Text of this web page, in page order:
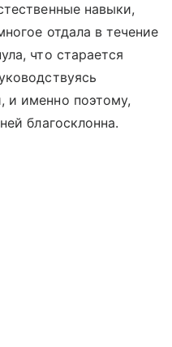
навыки,
отдала в течение
что старается
и именно поэтому,
благосклонна.